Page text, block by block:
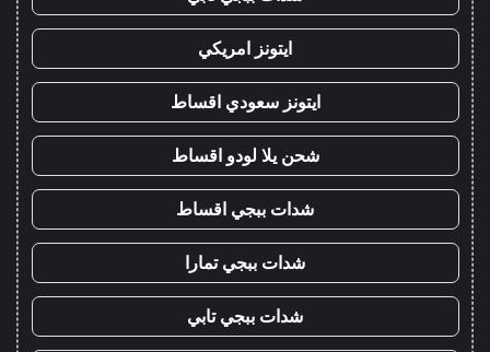
ايتونز امريكي
ايتونز سعودي اقساط
شحن يلا لودو اقساط
شدات ببجي اقساط
شدات ببجي تمارا
شدات ببجي تابي